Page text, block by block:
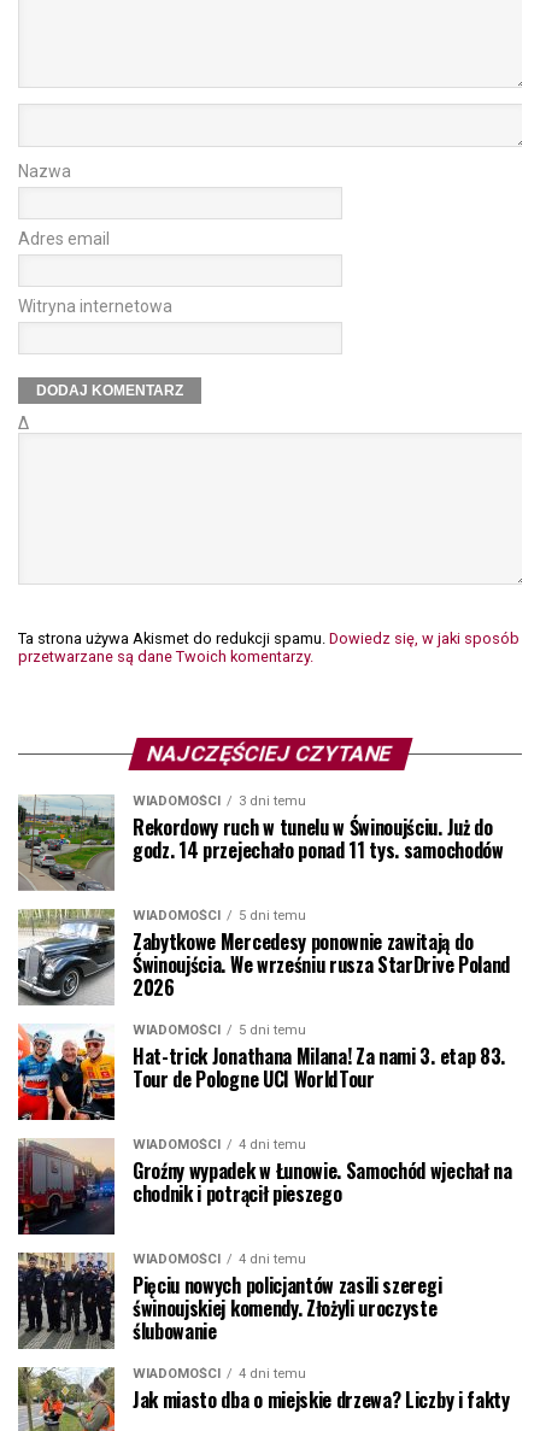
Nazwa
Adres email
Witryna internetowa
Δ
Ta strona używa Akismet do redukcji spamu. Dowiedz się, w jaki sposób
przetwarzane są dane Twoich komentarzy.
NAJCZĘŚCIEJ CZYTANE
WIADOMOŚCI 3 dni temu
Rekordowy ruch w tunelu w Świnoujściu. Już do
godz. 14 przejechało ponad 11 tys. samochodów
WIADOMOŚCI 5 dni temu
Zabytkowe Mercedesy ponownie zawitają do
Świnoujścia. We wrześniu rusza StarDrive Poland
2026
WIADOMOŚCI 5 dni temu
Hat-trick Jonathana Milana! Za nami 3. etap 83.
Tour de Pologne UCI WorldTour
WIADOMOŚCI 4 dni temu
Groźny wypadek w Łunowie. Samochód wjechał na
chodnik i potrącił pieszego
WIADOMOŚCI 4 dni temu
Pięciu nowych policjantów zasili szeregi
świnoujskiej komendy. Złożyli uroczyste
ślubowanie
WIADOMOŚCI 4 dni temu
Jak miasto dba o miejskie drzewa? Liczby i fakty